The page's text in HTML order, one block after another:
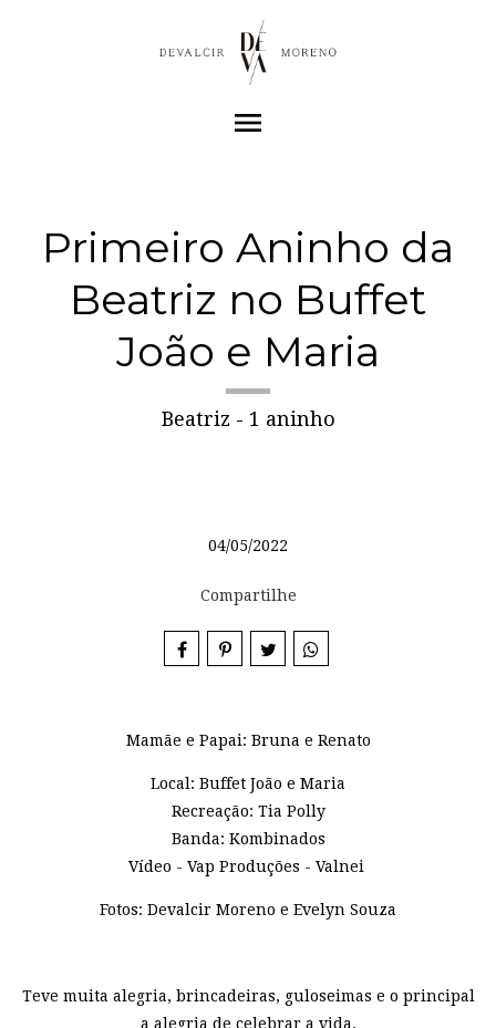
menu
Primeiro Aninho da
Beatriz no Buffet
João e Maria
Beatriz - 1 aninho
04/05/2022
Compartilhe
Mamãe e Papai: Bruna e Renato
Local: Buffet João e Maria
Recreação: Tia Polly
Banda: Kombinados
Vídeo - Vap Produções - Valnei
Fotos: Devalcir Moreno e Evelyn Souza
Teve muita alegria, brincadeiras, guloseimas e o principal
a alegria de celebrar a vida.